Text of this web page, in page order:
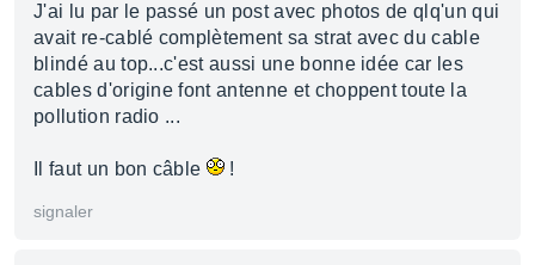
J'ai lu par le passé un post avec photos de qlq'un qui
avait re-cablé complètement sa strat avec du cable
blindé au top...c'est aussi une bonne idée car les
cables d'origine font antenne et choppent toute la
pollution radio ...
Il faut un bon câble !
signaler